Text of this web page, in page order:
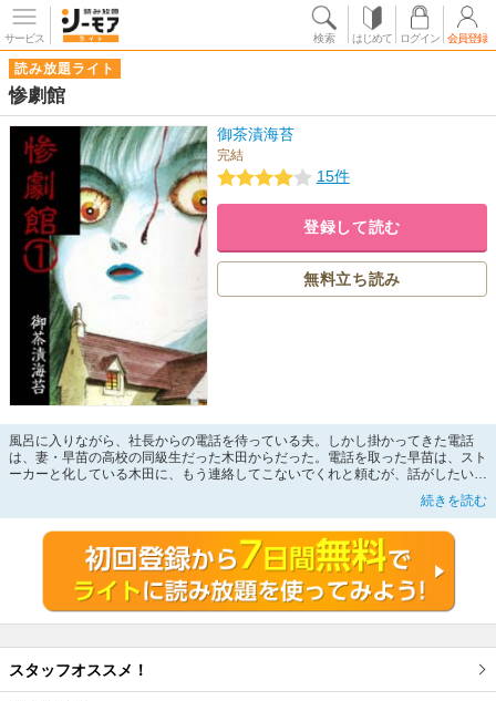
サービス 検索 はじめて ログイン 会員登録
読み放題ライト
惨劇館
御茶漬海苔
完結
15件
登録して読む
無料立ち読み
風呂に入りながら、社長からの電話を待っている夫。しかし掛かってきた電話
は、妻・早苗の高校の同級生だった木田からだった。電話を取った早苗は、スト
ーカーと化している木田に、もう連絡してこないでくれと頼むが、話がしたいだ
けだとしつこく掛けてくる。その繰り返しの中、やっと夫の社長から電話が掛か
ってきた。それを知らせに、浴室の夫のもとに行った早苗が見たものは…。鬼
蜘蛛｣｢第三回 めぐみちゃん｣「第四回 エレベーター」｢第五回 あなたと一緒
に｣｢第六回 ケビンの惨劇｣そして｢バスルーム｣｢バスルーム２｣「バスルーム
続きを読む
スタッフオススメ！